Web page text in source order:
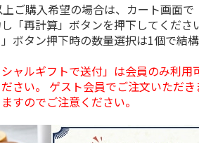
ご購入希望の場合は、カート画面で
「再計算」ボタンを押下してくださ
ボタン押下時の数量選択は1個で結構
ャルギフトで送付」は会員のみ利用
さい。 ゲスト会員でご注文いただ
すのでご注意ください。